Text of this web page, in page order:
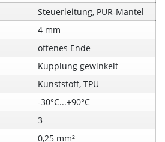
Steuerleitung, PUR-Mantel
4 mm
offenes Ende
Kupplung gewinkelt
Kunststoff, TPU
-30°C...+90°C
3
0,25 mm²